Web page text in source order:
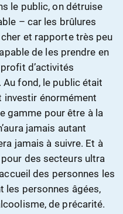
le public, on détruise
– car les brûlures
et rapporte très peu
de les prendre en
d’activités
Au fond, le public était
investir énormément
gamme pour être à la
jamais autant
jamais à suivre. Et à
des secteurs ultra
des personnes les
les personnes âgées,
de précarité.